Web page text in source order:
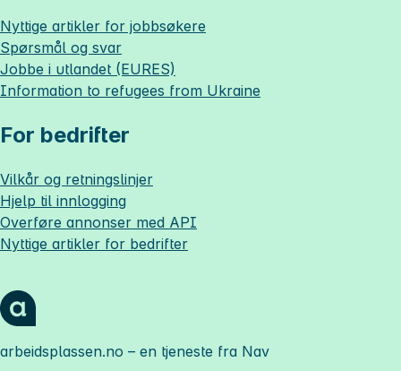
Nyttige artikler for jobbsøkere
Spørsmål og svar
Jobbe i utlandet (EURES)
Information to refugees from Ukraine
For bedrifter
Vilkår og retningslinjer
Hjelp til innlogging
Overføre annonser med API
Nyttige artikler for bedrifter
arbeidsplassen.no – en tjeneste fra Nav